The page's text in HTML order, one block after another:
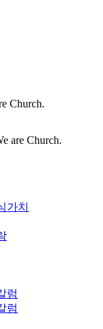
Church.
are Church.
가치
럼
럼